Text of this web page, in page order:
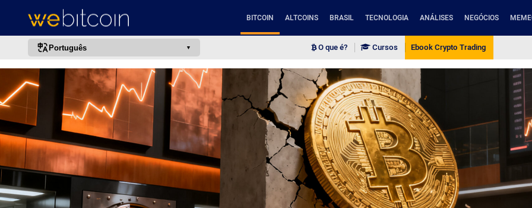
BITCOIN ALTCOINS BRASIL TECNOLOGIA ANÁLISES NEGÓCIOS
Português
português (BR)
english
español
français
italiano
deutsch
中文
O que é? Cursos Ebook Crypto Trading